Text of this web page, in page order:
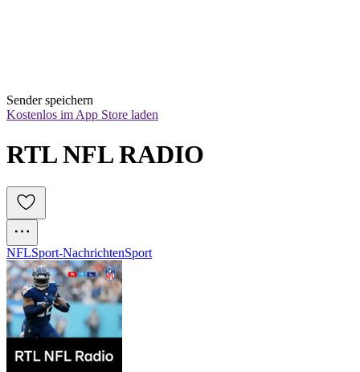
Sender speichern
Kostenlos im App Store laden
RTL NFL RADIO
NFLSport-NachrichtenSport